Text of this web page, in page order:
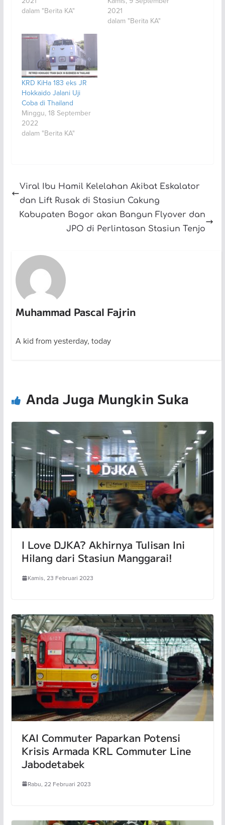
dalam "Berita KA"
2021
dalam "Berita KA"
KRD KiHa 183 eks JR
Hokkaido Jalani Uji
Coba di Thailand
Minggu, 18 September
2022
dalam "Berita KA"
Viral Ibu Hamil Kelelahan Akibat Eskalator
dan Lift Rusak di Stasiun Cakung
Kabupaten Bogor akan Bangun Flyover dan
JPO di Perlintasan Stasiun Tenjo
Muhammad Pascal Fajrin
A kid from yesterday, today
Anda Juga Mungkin Suka
I Love DJKA? Akhirnya Tulisan Ini
Hilang dari Stasiun Manggarai!
Kamis, 23 Februari 2023
KAI Commuter Paparkan Potensi
Krisis Armada KRL Commuter Line
Jabodetabek
Rabu, 22 Februari 2023